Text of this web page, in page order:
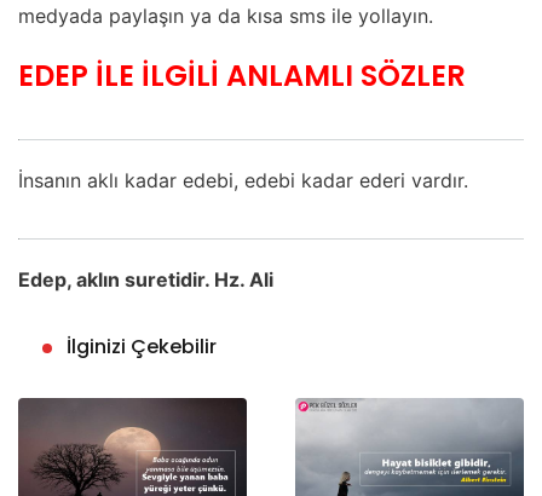
medyada paylaşın ya da kısa sms ile yollayın.
EDEP İLE İLGİLİ ANLAMLI SÖZLER
İnsanın aklı kadar edebi, edebi kadar ederi vardır.
Edep, aklın suretidir. Hz. Ali
İlginizi Çekebilir